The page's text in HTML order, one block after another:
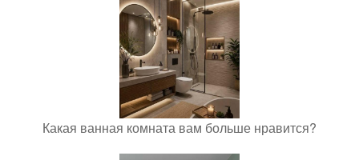
Какая ванная комната вам больше нравится?